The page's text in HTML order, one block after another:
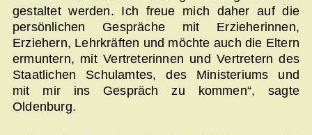
gestaltet werden. Ich freue mich daher auf die
persönlichen Gespräche mit Erzieherinnen,
Erziehern, Lehrkräften und möchte auch die Eltern
ermuntern, mit Vertreterinnen und Vertretern des
Staatlichen Schulamtes, des Ministeriums und
mit mir ins Gespräch zu kommen“, sagte
Oldenburg.